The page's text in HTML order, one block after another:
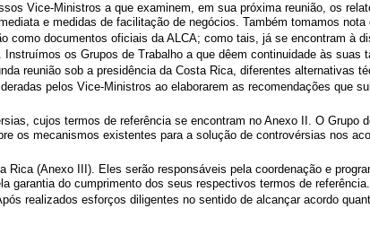
Vice-Ministros a que examinem, em sua próxima reunião, os
e medidas de facilitação de negócios. Também tomamos nota
como documentos oficiais da ALCA; como tais, já se encontram à
os Grupos de Trabalho a que dêem continuidade às suas
reunião sob a presidência da Costa Rica, diferentes alternativas
pelos Vice-Ministros ao elaborarem as recomendações que
cujos termos de referência se encontram no Anexo II. O Grupo
os mecanismos existentes para a solução de controvérsias nos
(Anexo III). Eles serão responsáveis pela coordenação e
do cumprimento dos seus respectivos termos de
realizados esforços diligentes no sentido de alcançar acordo